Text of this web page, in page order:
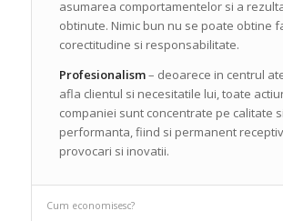
asumarea comportamentelor si a
obtinute. Nimic bun nu se poate obtine
corectitudine si responsabilitate.
Profesionalism– deoarece in centrul
afla clientul si necesitatile lui, toate
companiei sunt concentrate pe calitate si
performanta, fiind si permanent
provocari si inovatii.
Cum economisesc?